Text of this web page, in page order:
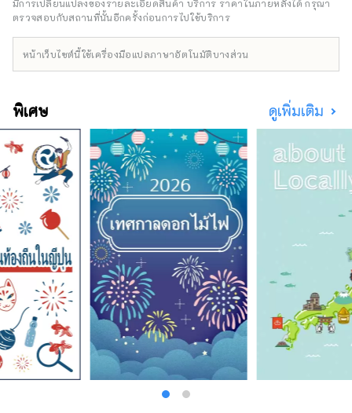
ได้จริงในรูปแบบดิจิทัลและบริการส่วนบุคคลที่มี
อบอุ่นเหมือนจริง เราจะให้บริการที่พักที่ยืดหยุ่น
มีการเปลี่ยนแปลงของรายละเอียดสินค้า บริการ ราคาในภายหลังได้ กรุณา
ตรวจสอบกับสถานที่นั้นอีกครั้งก่อนการไปใช้บริการ
หน้าเว็บไซต์นี้ใช้เครื่องมือแปลภาษาอัตโนมัติบางส่วน
พิเศษ ดูเพิ่มเติม